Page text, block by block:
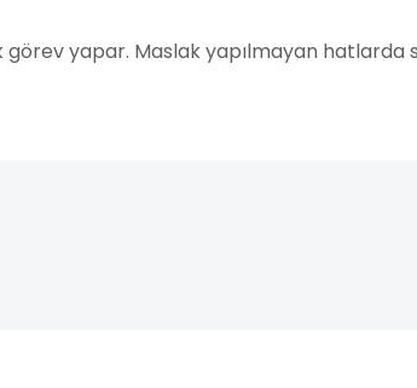
yapar. Maslak yapılmayan hatlarda